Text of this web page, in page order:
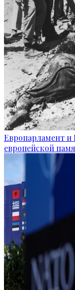
Европарламент
европейской